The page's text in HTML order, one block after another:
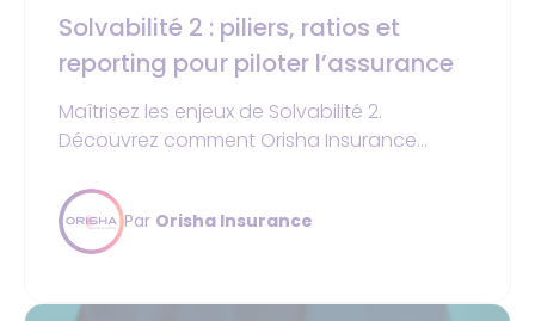
Solvabilité 2 : piliers, ratios et
reporting pour piloter l’assurance
Maîtrisez les enjeux de Solvabilité 2.
Découvrez comment Orisha Insurance
votre gouvernance prudentielle.
Par Orisha Insurance